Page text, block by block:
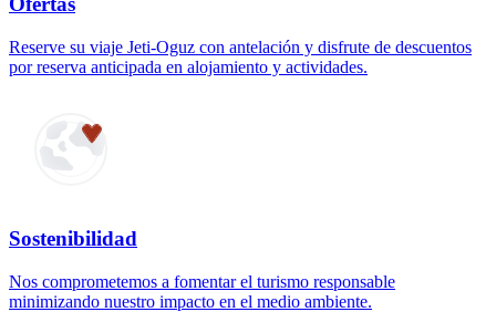
Reserve su viaje Jeti-Oguz con antelación y disfrute de descuentos
por reserva anticipada en alojamiento y actividades.
Sostenibilidad
Nos comprometemos a fomentar el turismo responsable
minimizando nuestro impacto en el medio ambiente.